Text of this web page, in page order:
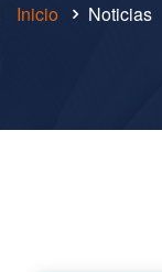
Inicio Noticias